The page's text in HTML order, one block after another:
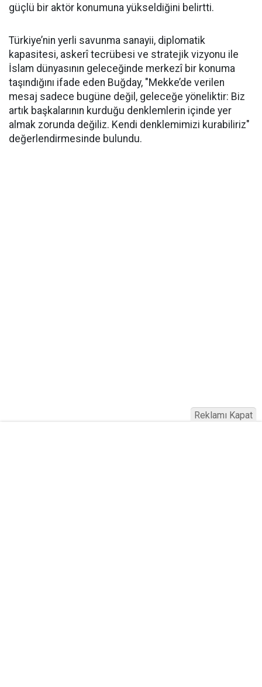
güçlü bir aktör konumuna yükseldiğini belirtti.
Türkiye’nin yerli savunma sanayii, diplomatik
kapasitesi, askerî tecrübesi ve stratejik vizyonu ile
İslam dünyasının geleceğinde merkezî bir konuma
taşındığını ifade eden Buğday, "Mekke’de verilen
mesaj sadece bugüne değil, geleceğe yöneliktir: Biz
artık başkalarının kurduğu denklemlerin içinde yer
almak zorunda değiliz. Kendi denklemimizi kurabiliriz"
değerlendirmesinde bulundu.
Reklamı Kapat